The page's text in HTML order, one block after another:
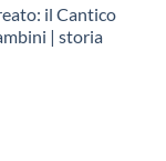
il Cantico
| storia